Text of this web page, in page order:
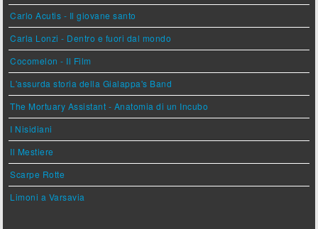
Carlo Acutis - Il giovane santo
Carla Lonzi - Dentro e fuori dal mondo
Cocomelon - Il Film
L'assurda storia della Gialappa's Band
The Mortuary Assistant - Anatomia di un Incubo
I Nisidiani
Il Mestiere
Scarpe Rotte
Limoni a Varsavia